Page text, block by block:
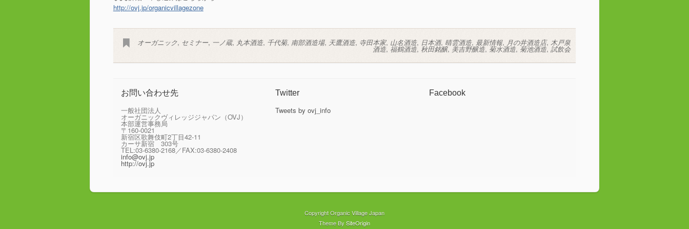
http://ovj.jp/organicvillagezone
オーガニック, セミナー, 一ノ蔵, 丸本酒造, 千代菊, 南部酒造場, 天鷹酒造, 寺田本家, 山名酒造, 日本酒, 晴雲酒造, 最新情報, 月の井酒造店, 木戸泉
酒造, 福鶴酒造,秋田銘醸,美吉野醸造,菊水酒造,菊池酒造,試飲会
お問い合わせ先
一般社団法人
オーガニックヴィレッジジャパン（OVJ）
本部運営事務局
〒160-0021
新宿区歌舞伎町2丁目42-11
カーサ新宿 303号
TEL:03-6380-2168／FAX:03-6380-2408
info@ovj.jp
http://ovj.jp
Twitter
Tweets by ovj_info
Facebook
Copyright Organic Village Japan
Theme By SiteOrigin